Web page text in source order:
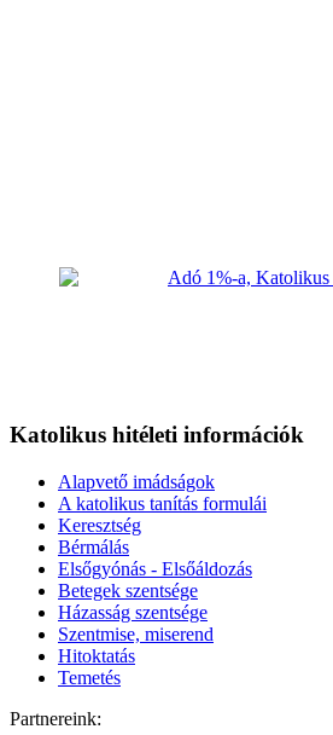
Katolikus hitéleti információk
Alapvető imádságok
A katolikus tanítás formulái
Keresztség
Bérmálás
Elsőgyónás - Elsőáldozás
Betegek szentsége
Házasság szentsége
Szentmise, miserend
Hitoktatás
Temetés
Partnereink: